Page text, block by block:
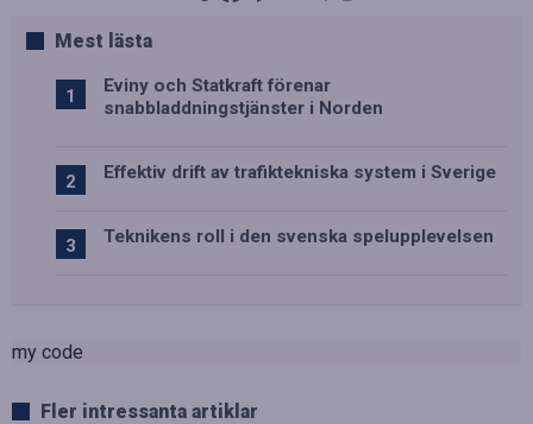
Mest lästa
Eviny och Statkraft förenar
snabbladdningstjänster i Norden
Effektiv drift av trafiktekniska system i Sverige
Teknikens roll i den svenska spelupplevelsen
my code
Fler intressanta artiklar